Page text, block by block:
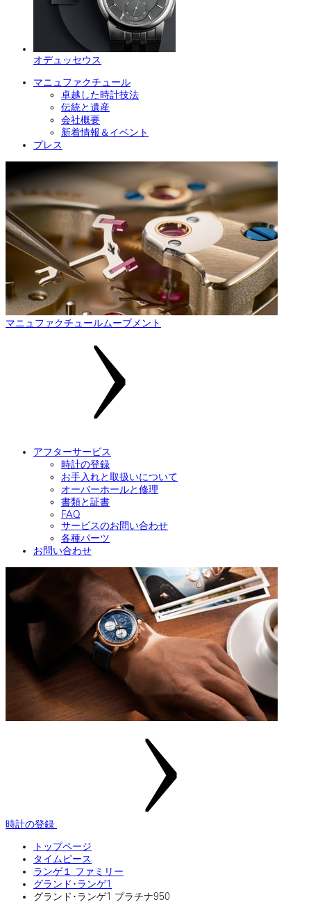
オデュッセウス
マニュファクチュール
卓越した時計技法
伝統と遺産
会社概要
新着情報＆イベント
プレス
マニュファクチュールムーブメント
アフターサービス
時計の登録
お手入れと取扱いについて
オーバーホールと修理
書類と証書
FAQ
サービスのお問い合わせ
各種パーツ
お問い合わせ
時計の登録
トップページ
タイムピース
ランゲ１ ファミリー
グランド･ランゲ1
グランド･ランゲ1 プラチナ950